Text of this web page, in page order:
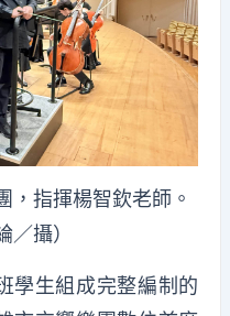
，指揮楊智欽老師。
／攝）
學生組成完整編制的